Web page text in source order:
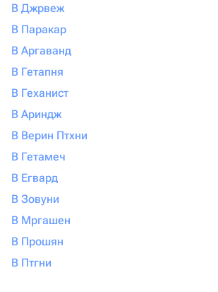
В Джрвеж
В Паракар
В Аргаванд
В Гетапня
В Геханист
В Ариндж
В Верин Птхни
В Гетамеч
В Егвард
В Зовуни
В Мргашен
В Прошян
В Птгни